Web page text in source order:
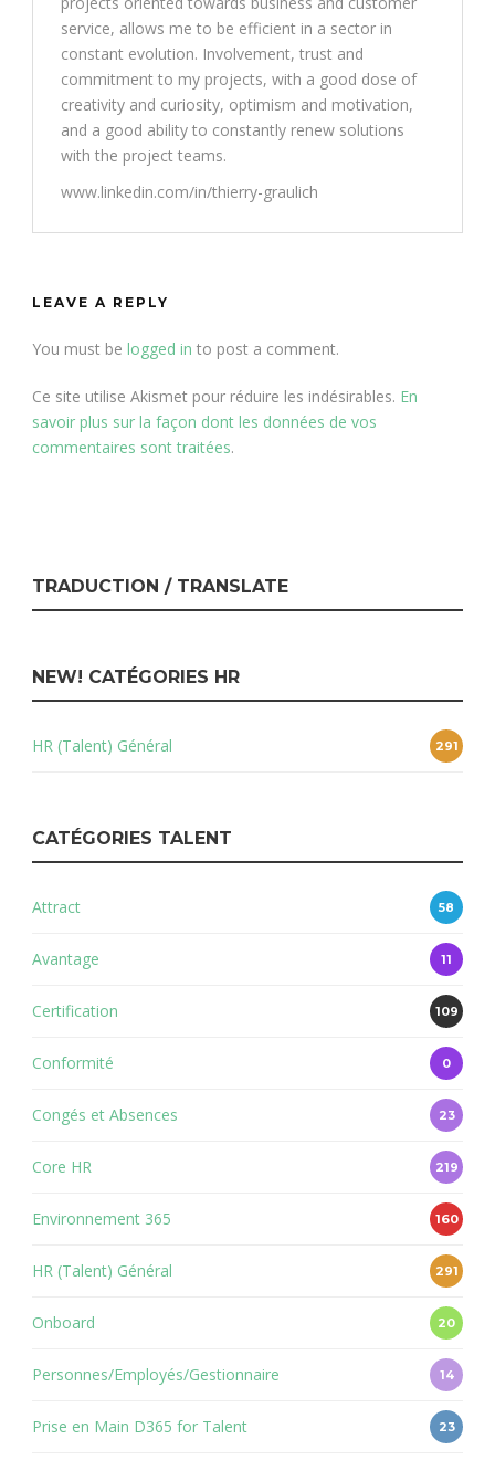
service, allows me to be efficient in a sector in
constant evolution. Involvement, trust and
commitment to my projects, with a good dose of
creativity and curiosity, optimism and motivation,
and a good ability to constantly renew solutions
with the project teams.
www.linkedin.com/in/thierry-graulich
LEAVE A REPLY
You must be logged in to post a comment.
Ce site utilise Akismet pour réduire les indésirables. En
savoir plus sur la façon dont les données de vos
commentaires sont traitées.
TRADUCTION / TRANSLATE
NEW! CATÉGORIES HR
HR (Talent) Général 291
CATÉGORIES TALENT
Attract 58
Avantage 11
Certification 109
Conformité 0
Congés et Absences 23
Core HR 219
Environnement 365 160
HR (Talent) Général 291
Onboard 20
Personnes/Employés/Gestionnaire 14
Prise en Main D365 for Talent 23